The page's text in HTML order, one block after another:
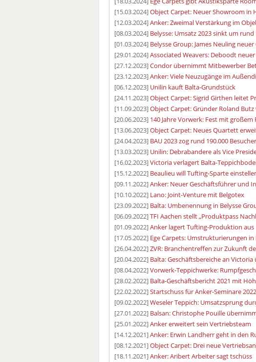
[15.03.2024]Object Carpet: Neuer Showroom in
[12.03.2024]Anker: Zweimal Verstärkung im
[08.03.2024] Belysse: Umsatz 2023 sinkt um
[01.03.2024] Belysse Group: James Neuling neuer
[29.01.2024]Associated Weavers: Deboodt
[27.12.2023]Condor übernimmt Mitbewerber
[23.12.2023]Anker: Viele Neuzugänge im
[06.12.2023] Unilin kauft Balta-Grundstück
[24.11.2023]Object Carpet: Sigrid Girthen leitet
[11.09.2023]Object Carpet: Gründer Roland
[20.06.2023] 140 Jahre Vorwerk: Fest mit großem
[13.06.2023]Object Carpet: Neues Quartett
[24.04.2023] BAU 2023 zog rund 190.000
[13.03.2023] Unilin: Debrabandere als Vice
[16.02.2023]Victoria verlagert Balta-
[15.12.2022] Beaulieu will Tufting-Sparte
[09.11.2022]Anker: Neuer Geschäftsführer und
[10.10.2022] Lano: Joint-Venture mit Belgotex
[23.09.2022] Balta: Umbenennung in Belysse
[06.09.2022]TFI Aachen stellt „Produktpass
[01.09.2022]Anker lagert Tufting-Produktion aus
[17.05.2022] Ege Carpets: Umstrukturierungen
[26.04.2022]ZVR: Branchentreffen zur Zukunft
[20.04.2022] Balta: Geschäftsbereiche an
[08.04.2022]Vorwerk-Teppichwerke:
[28.02.2022] Balta-Geschäftsbericht 2021 mit
[22.02.2022]Startschuss für Anker-Seminare 2022
[09.02.2022]Weseler Teppich: Umsatzsprung
[27.01.2022] Balsan: Christophe Pouille
[25.01.2022]Anker erweitert sein Vertriebsteam
[14.12.2021]Anker: Erwin Landherr geht in den
[08.12.2021]Object Carpet: Drei neue
[18.11.2021]Anker: Aribert Arbeiter sagt tschüss